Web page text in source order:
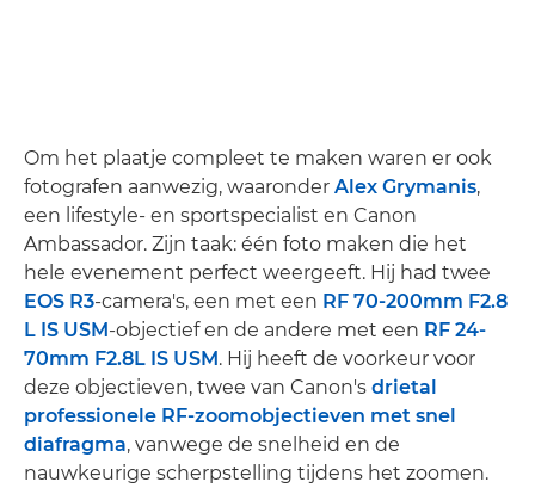
Om het plaatje compleet te maken waren er ook
fotografen aanwezig, waaronder Alex Grymanis,
een lifestyle- en sportspecialist en Canon
Ambassador. Zijn taak: één foto maken die het
hele evenement perfect weergeeft. Hij had twee
EOS R3-camera's, een met een RF 70-200mm F2.8
L IS USM-objectief en de andere met een RF 24-
70mm F2.8L IS USM. Hij heeft de voorkeur voor
deze objectieven, twee van Canon's drietal
professionele RF-zoomobjectieven met snel
diafragma, vanwege de snelheid en de
nauwkeurige scherpstelling tijdens het zoomen.